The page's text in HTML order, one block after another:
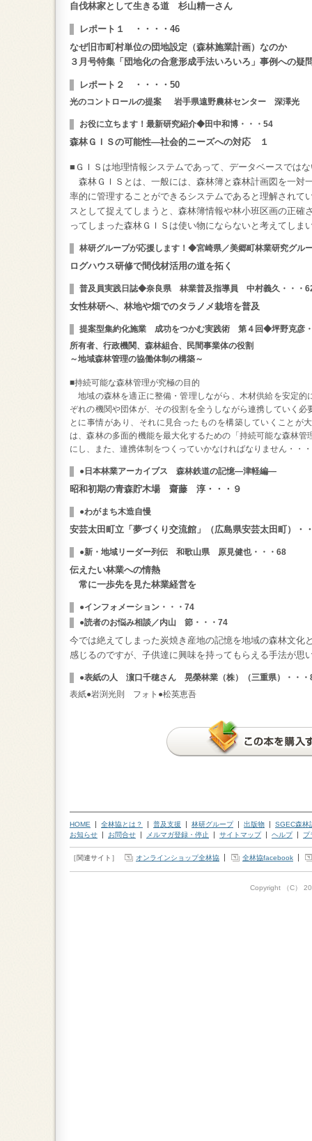
自伐林家として生きる道 杉山精一さん
レポート１ ・・・・46
なぜ旧市町村単位の団地設定（森林施業計画）なのか
３月号特集「団地化の合意形成手法いろいろ」事例への疑
レポート２ ・・・・50
光のコントロールの提案 岩手県遠野農林センター 深澤光
お役に立ちます！最新研究紹介◆田中和博・・・54
森林ＧＩＳの可能性―社会的ニーズへの対応 １
■ＧＩＳは地理情報システムであって、データベースでは
森林ＧＩＳとは、一般には、森林簿と森林計画図を一対
率的に管理することができるシステムであると理解されて
スとして捉えてしまうと、森林簿情報や林小班区画の正確
ってしまった森林ＧＩＳは使い物にならないと考えてしま
林研グループが応援します！◆宮崎県／美郷町林業研究グル
ログハウス研修で間伐材活用の道を拓く
普及員実践日誌◆奈良県 林業普及指導員 中村義久・・・
女性林研へ、林地や畑でのタラノメ栽培を普及
提案型集約化施業 成功をつかむ実践術 第４回◆坪野克彦
所有者、行政機関、森林組合、民間事業体の役割
～地域森林管理の協働体制の構築～
■持続可能な森林管理が究極の目的
地域の森林を適正に整備・管理しながら、木材供給を安定的
ぞれの機関や団体が、その役割を全うしながら連携していく
とに事情があり、それに見合ったものを構築していくことが
は、森林の多面的機能を最大化するための「持続可能な森林
にし、また、連携体制をつくっていかなければなりません・・
●日本林業アーカイブス 森林鉄道の記憶―津軽編―
昭和初期の青森貯木場 齋藤 淳・・・９
●わがまち木造自慢
安芸太田町立「夢づくり交流館」（広島県安芸太田町）・
●新・地域リーダー列伝 和歌山県 原見健也・・・68
伝えたい林業への情熱
常に一歩先を見た林業経営を
●インフォメーション・・・74
●読者のお悩み相談／内山 節・・・74
今では絶えてしまった炭焼き産地の記憶を地域の森林文化
感じるのですが、子供達に興味を持ってもらえる手法が思
●表紙の人 濵口千穂さん 晃榮林業（株）（三重県）・・・
表紙●岩渕光則 フォト●松英恵吾
HOME 全林協とは？ 普及支援 林研グループ 出版物
SGEC森林
お知らせ
お問合せ メルマガ登録・停止 サイトマップ ヘルプ プ
［関連サイト］ オンラインショップ全林協 全林協facebook
Copyright （C）